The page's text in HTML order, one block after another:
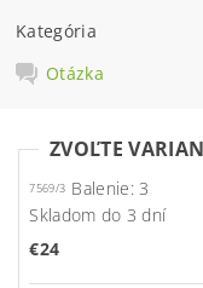
Kategória
Otázka
ZVOĽTE
7569/3 Balenie: 3
Skladom do 3 dní
€24